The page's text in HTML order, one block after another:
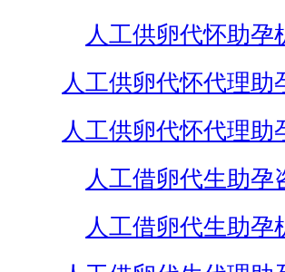
人工供卵代怀助孕
人工供卵代怀代理助
人工供卵代怀代理助
人工借卵代生助孕
人工借卵代生助孕